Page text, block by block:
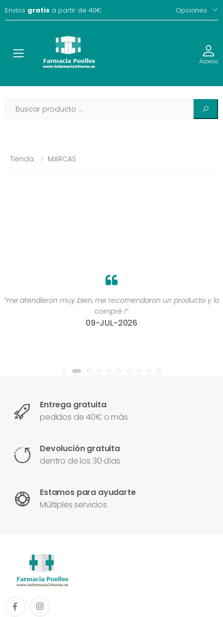
Envíos gratis a partir de 40€ Opciones
Toggle Acceso
Tienda MARCAS
“me atendieron muy bien, me recomendaron un producto y lo
compré !”
09-JUL-2026
Entrega gratuita
pedidos de 40€ o más
Devolución gratuita
dentro de los 30 días
Estamos para ayudarte
Múltiples servicios